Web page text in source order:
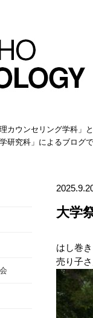
カウンセリング学科」と
研究科」によるブログで
大学
はし巻
売り子